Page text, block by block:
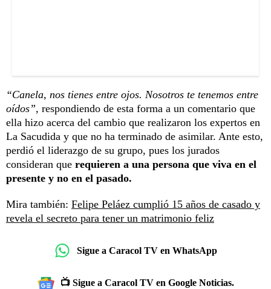
“Canela, nos tienes entre ojos. Nosotros te tenemos entre
oídos”, respondiendo de esta forma a un comentario que
ella hizo acerca del cambio que realizaron los expertos en
La Sacudida y que no ha terminado de asimilar. Ante esto,
perdió el liderazgo de su grupo, pues los jurados
consideran que requieren a una persona que viva en el
presente y no en el pasado.
Mira también: Felipe Peláez cumplió 15 años de casado y
revela el secreto para tener un matrimonio feliz
Sigue a Caracol TV en WhatsApp
📺 Sigue a Caracol TV en Google Noticias.